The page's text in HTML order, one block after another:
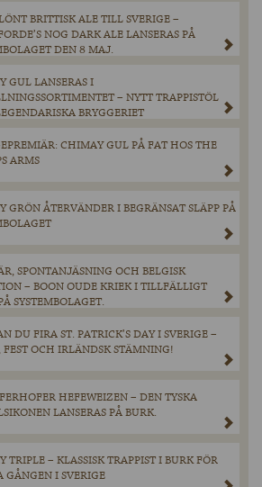
BRITTISK ALE TILL SVERIGE –
NOG DARK ALE LANSERAS PÅ
DEN 8 MAJ.
GUL LANSERAS I
– NYTT TRAPPISTÖL
BRYGGERIET
CHIMAY GUL PÅ FAT HOS THE
ARMS
GRÖN ÅTERVÄNDER I BEGRÄNSAT SLÄPP PÅ
SPONTANJÄSNING OCH BELGISK
– BOON OUDE KRIEK I TILLFÄLLIGT
SYSTEMBOLAGET.
DU FIRA ST. PATRICK’S DAY I SVERIGE –
FEST OCH IRLÄNDSK STÄMNING!
HEFEWEIZEN – DEN TYSKA
LANSERAS PÅ BURK.
TRIPLE – KLASSISK TRAPPIST I BURK FÖR
GÅNGEN I SVERIGE